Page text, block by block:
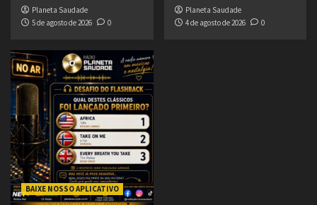
Planeta Saudade
5 de agosto de 2026
0
Planeta Saudade
4 de agosto de 2026
0
BAIXE NOSSO APLICATIVO